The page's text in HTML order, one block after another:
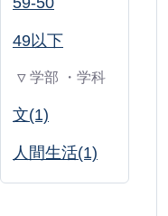
49以下
▽ 学部 ・学科
文(1)
人間生活(1)